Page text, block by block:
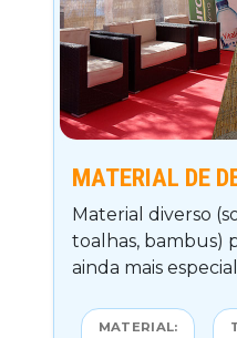
MATERIAL DE
Material diverso
toalhas, bambus)
ainda mais
MATERIAL: